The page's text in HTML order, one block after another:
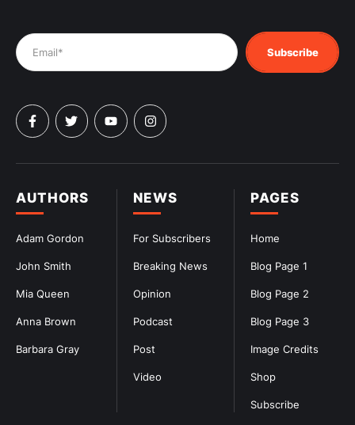
PAGES
Home
Blog Page 1
Blog Page 2
Blog Page 3
Image Credits
Shop
Subscribe
NEWS
For Subscribers
Breaking News
Opinion
Podcast
Post
Video
AUTHORS
Adam Gordon
John Smith
Mia Queen
Anna Brown
Barbara Gray
Subscribe